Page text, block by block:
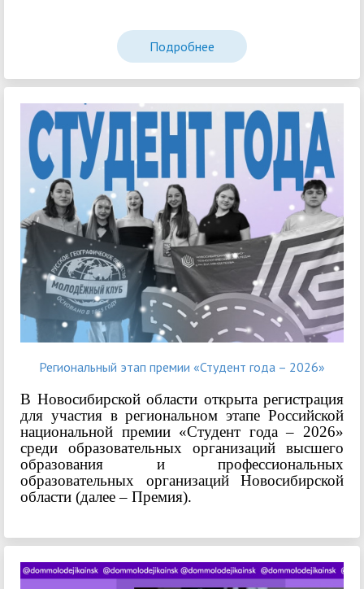
Подробнее
Региональный этап премии «Студент года – 2026»
В Новосибирской области открыта регистрация
для участия в региональном этапе Российской
национальной премии «Студент года – 2026»
среди образовательных организаций высшего
образования и профессиональных
образовательных организаций Новосибирской
области (далее – Премия).